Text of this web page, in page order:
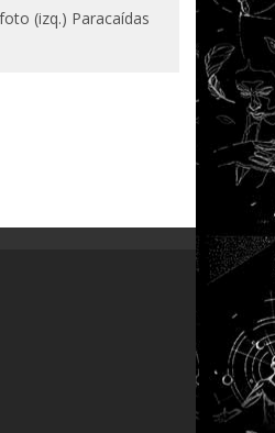
(izq.) Paracaídas